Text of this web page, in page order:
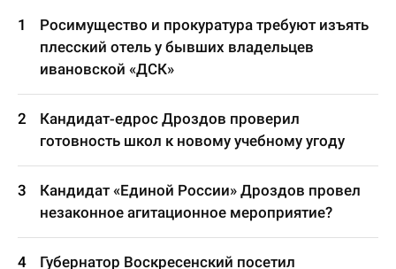
Росимущество и прокуратура требуют изъять
плесский отель у бывших владельцев
ивановской «ДСК»
Кандидат-едрос Дроздов проверил
готовность школ к новому учебному угоду
Кандидат «Единой России» Дроздов провел
незаконное агитационное мероприятие?
Губернатор Воскресенский посетил